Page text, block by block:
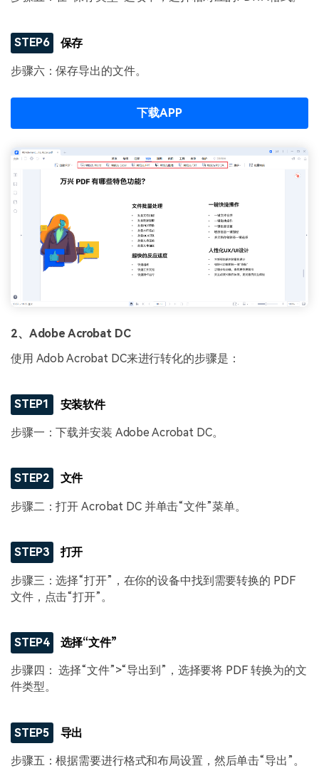
STEP6 保存
步骤六：保存导出的文件。
下载APP
2、Adobe Acrobat DC
使用 Adob Acrobat DC来进行转化的步骤是：
STEP1 安装软件
步骤一：下载并安装 Adobe Acrobat DC。
STEP2 文件
步骤二：打开 Acrobat DC 并单击“文件”菜单。
STEP3 打开
步骤三：选择“打开”，在你的设备中找到需要转换的 PDF
文件，点击“打开”。
STEP4 选择“文件”
步骤四： 选择“文件”>“导出到”，选择要将 PDF 转换为的文
件类型。
STEP5 导出
步骤五：根据需要进行格式和布局设置，然后单击“导出”。